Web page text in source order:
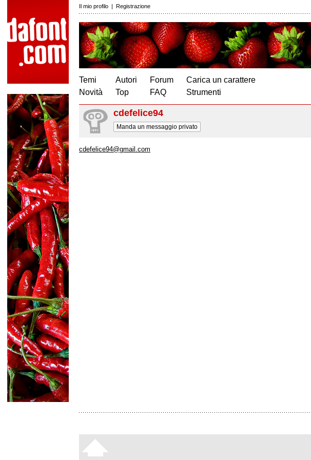
Il mio profilo | Registrazione
Temi
Novità
Autori
Top
Forum
FAQ
Carica un carattere
Strumenti
cdefelice94
Manda un messaggio privato
cdefelice94@gmail.com